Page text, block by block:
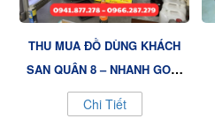
THU MUA ĐỒ DÙNG KHÁCH
SẠN QUẬN 8 – NHANH GỌN,
HIỆU QUẢ CÙNG VIỆT
VƯỢNG
Chi Tiết